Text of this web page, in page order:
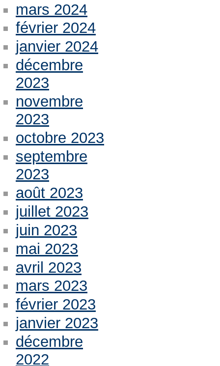
mars 2024
février 2024
janvier 2024
décembre
2023
novembre
2023
octobre 2023
septembre
2023
août 2023
juillet 2023
juin 2023
mai 2023
avril 2023
mars 2023
février 2023
janvier 2023
décembre
2022